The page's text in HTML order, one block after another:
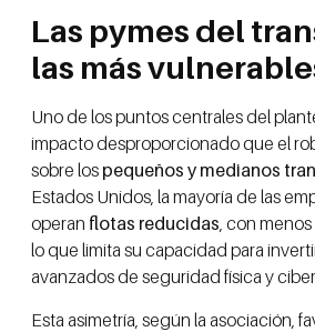
Las pymes del
las más
Uno de los puntos centrales del
impacto desproporcionado que el
sobre los pequeños y medianos
Estados Unidos, la mayoría de las
operan flotas reducidas, con
lo que limita su capacidad para
avanzados de seguridad física y
Esta asimetría, según la asociación,